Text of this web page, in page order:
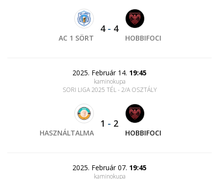
AC 1 SÖRT
4- 4
HOBBIFOCI
2025. Február 14. 19:45
kaminokupa
SORI LIGA 2025 TÉL - 2/A OSZTÁLY
HASZNÁLTALMA
1 - 2
HOBBIFOCI
2025. Február 07. 19:45
kaminokupa